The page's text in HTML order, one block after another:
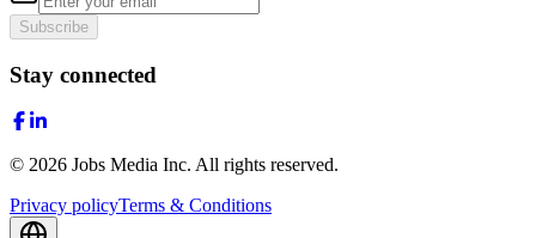
Subscribe
Stay connected
© 2026 Jobs Media Inc. All rights reserved.
Privacy policyTerms & Conditions